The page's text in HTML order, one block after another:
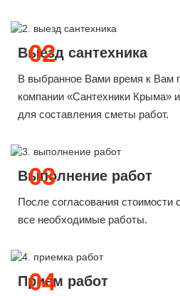
02
Выезд сантехника
В выбранное Вами время к Вам
компании «Сантехники Крыма»
для составления сметы работ.
03
Выполнение работ
После согласования стоимости
все необходимые работы.
04
Прием работ